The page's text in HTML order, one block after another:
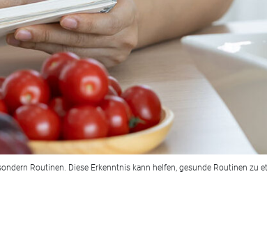
Routinen. Diese Erkenntnis kann helfen, gesunde Routinen zu